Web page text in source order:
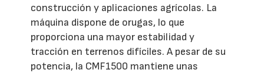
construcción y aplicaciones agrícolas. La
máquina dispone de orugas, lo que
proporciona una mayor estabilidad y
tracción en terrenos difíciles. A pesar de su
potencia, la CMF1500 mantiene unas